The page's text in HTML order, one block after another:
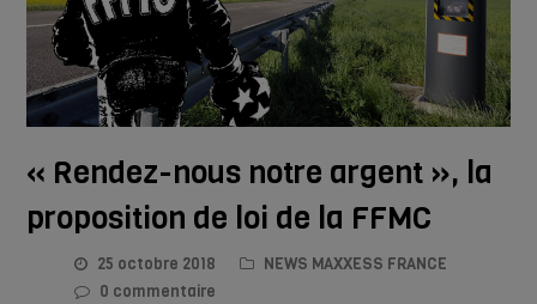
« Rendez-nous notre argent », la
proposition de loi de la FFMC
25 octobre 2018
NEWS MAXXESS FRANCE
0 commentaire